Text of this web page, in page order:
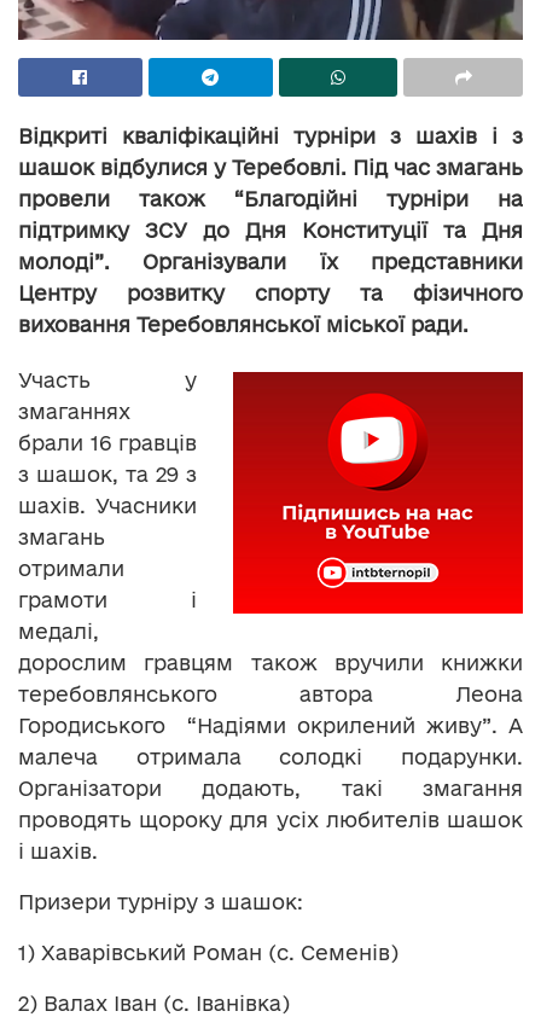
Відкриті кваліфікаційні турніри з шахів і з
шашок відбулися у Теребовлі. Під час змагань
провели також “Благодійні турніри на
підтримку ЗСУ до Дня Конституції та Дня
молоді”. Організували їх представники
Центру розвитку спорту та фізичного
виховання Теребовлянської міської ради.
Участь у
змаганнях
брали 16 гравців
з шашок, та 29 з
шахів. Учасники
змагань
отримали
грамоти і
медалі,
дорослим гравцям також вручили книжки
теребовлянського автора Леона
Городиського “Надіями окрилений живу”. А
малеча отримала солодкі подарунки.
Організатори додають, такі змагання
проводять щороку для усіх любителів шашок
і шахів.
Призери турніру з шашок:
1) Хаварівський Роман (с. Семенів)
2) Валах Іван (с. Іванівка)